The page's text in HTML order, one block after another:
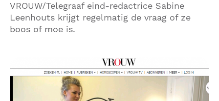
VROUW/Telegraaf eind-redactrice Sabine
Leenhouts krijgt regelmatig de vraag of ze
boos of moe is.